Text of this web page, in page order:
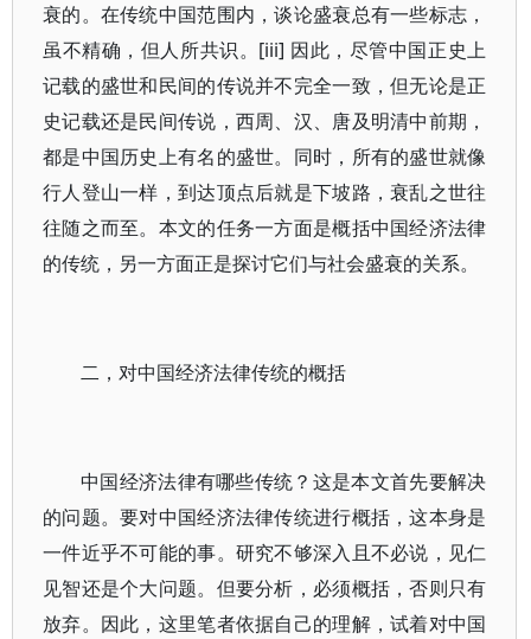
衰的。在传统中国范围内，谈论盛衰总有一些标志，
虽不精确，但人所共识。[iii] 因此，尽管中国正史上
记载的盛世和民间的传说并不完全一致，但无论是正
史记载还是民间传说，西周、汉、唐及明清中前期，
都是中国历史上有名的盛世。同时，所有的盛世就像
行人登山一样，到达顶点后就是下坡路，衰乱之世往
往随之而至。本文的任务一方面是概括中国经济法律
的传统，另一方面正是探讨它们与社会盛衰的关系。
二，对中国经济法律传统的概括
中国经济法律有哪些传统？这是本文首先要解决
的问题。要对中国经济法律传统进行概括，这本身是
一件近乎不可能的事。研究不够深入且不必说，见仁
见智还是个大问题。但要分析，必须概括，否则只有
放弃。因此，这里笔者依据自己的理解，试着对中国